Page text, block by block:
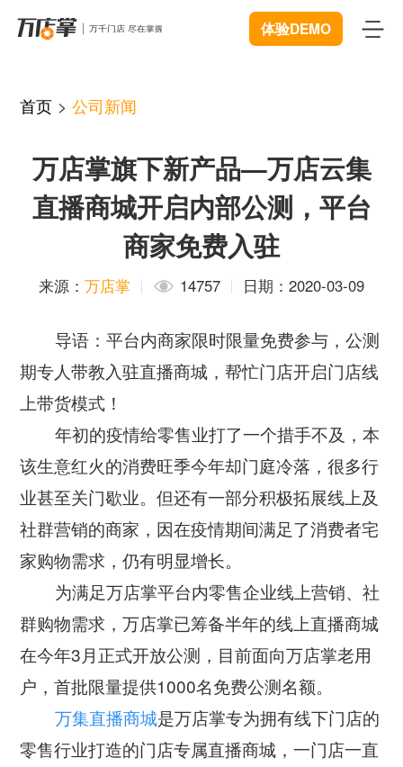
体验DEMO
智能巡店
客流统计
视频追溯
微信商城
广告信发
小鸟探店
AI识别检测
掌上学院
开店流程
电子名片
电子合同
体验中心 New
解决方案
服装行业
餐饮行业
快消行业
连锁药店
家居行业
汽车服务
购物中心
生鲜行业
成功案例
下载
公司新闻
行业干货
产品问答
服务支持 New
企业文档 New
开发者中心
开放平台
联系我们
公司简介
企业文化
联系方式
合作与生态
服务政策
岗位招聘
申请使用
首页 > 公司新闻
万店掌旗下新产品—万店云集
直播商城开启内部公测，平台
商家免费入驻
来源：万店掌 14757 日期：2020-03-09
导语：平台内商家限时限量免费参与，公测
期专人带教入驻直播商城，帮忙门店开启门店线
上带货模式！
年初的疫情给零售业打了一个措手不及，本
该生意红火的消费旺季今年却门庭冷落，很多行
业甚至关门歇业。但还有一部分积极拓展线上及
社群营销的商家，因在疫情期间满足了消费者宅
家购物需求，仍有明显增长。
为满足万店掌平台内零售企业线上营销、社
群购物需求，万店掌已筹备半年的线上直播商城
在今年3月正式开放公测，目前面向万店掌老用
户，首批限量提供1000名免费公测名额。
万集直播商城是万店掌专为拥有线下门店的
零售行业打造的门店专属直播商城，一门店一直